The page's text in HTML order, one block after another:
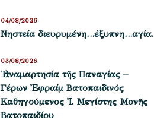
Νηστεία διευρυμένη…έξυπνη…αγία.
04/08/2026
Ἡ ἀναμαρτησία τῆς Παναγίας –
Γέρων Ἐφραίμ Βατοπαιδινός
Καθηγούμενος Ἱ. Μεγίστης Μονῆς
Βατοπαιδίου
03/08/2026